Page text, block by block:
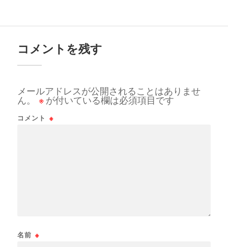
コメントを残す
メールアドレスが公開されることはありませ
ん。
※ が付いている欄は必須項目です
コメント ※
名前 ※